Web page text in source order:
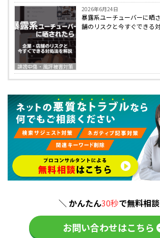
誹謗中傷・風評被害対策
2026年6月24日
暴露系ユーチューバーに晒
舗のリスクと今すぐできる
＼ かんたん30秒で無料相
お問い合わせはこちら